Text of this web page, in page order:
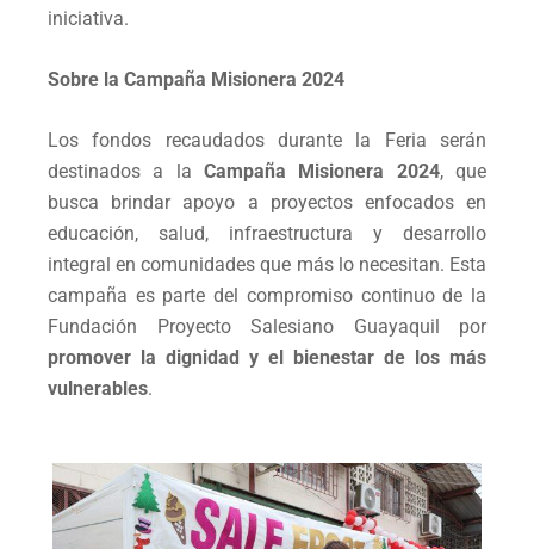
iniciativa.
Sobre la Campaña Misionera 2024
Los fondos recaudados durante la Feria serán
destinados a la Campaña Misionera 2024, que
busca brindar apoyo a proyectos enfocados en
educación, salud, infraestructura y desarrollo
integral en comunidades que más lo necesitan. Esta
campaña es parte del compromiso continuo de la
Fundación Proyecto Salesiano Guayaquil por
promover la dignidad y el bienestar de los más
vulnerables.